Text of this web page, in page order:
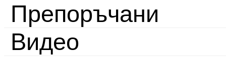
Препоръчани
Видео